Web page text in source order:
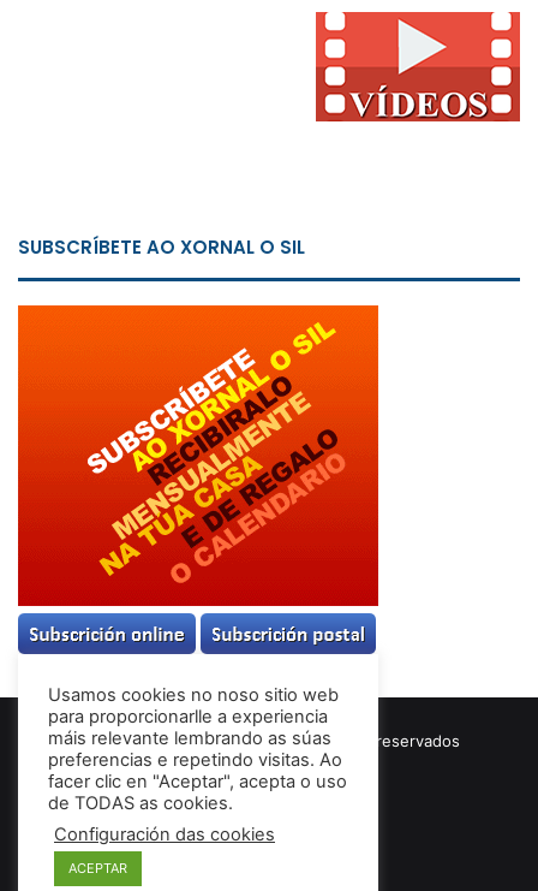
SUBSCRÍBETE AO XORNAL O SIL
© Copyright 2026, Todos los derechos reservados
Términos & Condiciones
Usamos cookies no noso sitio web
para proporcionarlle a experiencia
máis relevante lembrando as súas
preferencias e repetindo visitas. Ao
facer clic en "Aceptar", acepta o uso
de TODAS as cookies.
Configuración das cookies
ACEPTAR